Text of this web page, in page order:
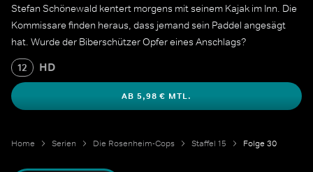
Stefan Schönewald kentert morgens mit seinem Kajak im Inn. Die
Kommissare finden heraus, dass jemand sein Paddel angesägt
hat. Wurde der Biberschützer Opfer eines Anschlags?
12 HD
AB 5,98 € MTL.
Home Serien Die Rosenheim-Cops Staffel 15 Folge 30